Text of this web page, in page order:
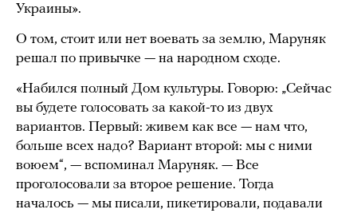
Украины».
О том, стоит или нет воевать за землю, Маруняк
решал по привычке — на народном сходе.
«Набился полный Дом культуры. Говорю: „Сейчас
вы будете голосовать за какой-то из двух
вариантов. Первый: живем как все — нам что,
больше всех надо? Вариант второй: мы с ними
воюем“, — вспоминал Маруняк. — Все
проголосовали за второе решение. Тогда
началось — мы писали, пикетировали, подавали